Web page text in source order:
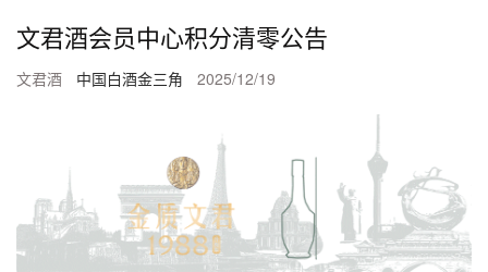
文君酒会员中心积分清零公告
文君酒 中国白酒金三角 2025/12/19